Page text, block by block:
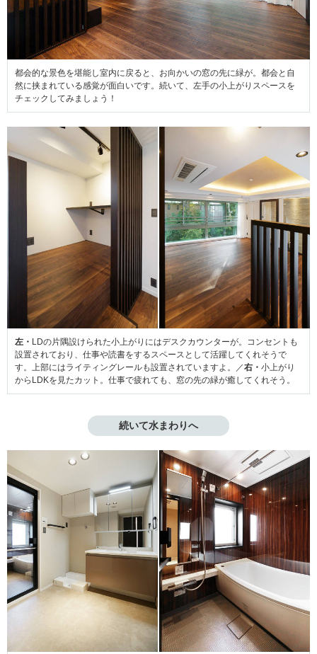
都会的な景色を堪能し室内に戻ると、お向かいの窓の先に緑が。都会と自
然に挟まれている感覚が面白いです。続いて、左手の小上がりスペースを
チェックしてみましょう！
左・ LDの片隅設けられた小上がりにはデスクカウンターが。コンセントも
設置されており、仕事や読書をするスペースとして活躍してくれそうで
す。上部にはライティングレールも設置されていますよ。／右・ 小上がり
からLDKを見たカット。仕事で疲れても、窓の先の緑が癒してくれそう。
続いて水まわりへ